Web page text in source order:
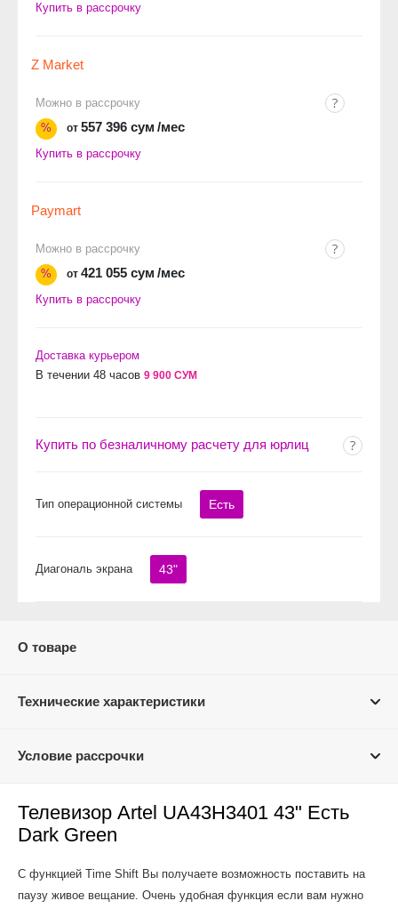
Купить в рассрочку
Z Market
Можно в рассрочку
%
от 557 396 сум /мес
Купить в рассрочку
Paymart
Можно в рассрочку
%
от 421 055 сум /мес
Купить в рассрочку
Доставка курьером
В течении 48 часов 9 900 СУМ
Купить по безналичному расчету для юрлиц
Тип операционной системы Есть
Диагональ экрана 43"
О товаре
Технические характеристики
Условие рассрочки
Телевизор Artel UA43H3401 43" Есть
Dark Green
С функцией Time Shift Вы получаете возможность поставить на
паузу живое вещание. Очень удобная функция если вам нужно